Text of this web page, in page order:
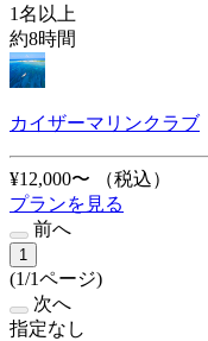
1名以上
約8時間
カイザーマリンクラブ
¥12,000〜
（税込）
プランを見る
前へ
1
(1/1ページ)
次へ
指定なし